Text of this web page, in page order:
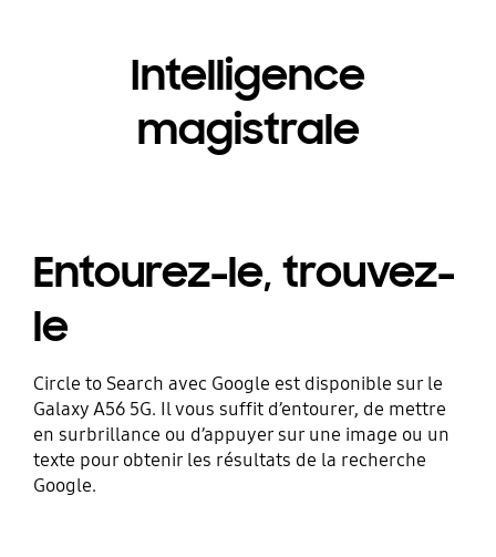
Intelligence
magistrale
Entourez-le, trouvez-
le
Circle to Search avec Google est disponible sur le
Galaxy A56 5G. Il vous suffit d’entourer, de mettre
en surbrillance ou d’appuyer sur une image ou un
texte pour obtenir les résultats de la recherche
Google.